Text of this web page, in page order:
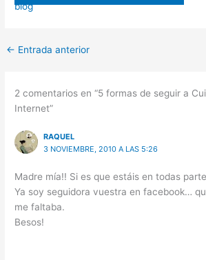
WhatsAppTelegramFacebook
X
LinkedInEmail
blog
← Entrada anterior
2 comentarios en “5 formas de seguir a
Internet”
RAQUEL
3 NOVIEMBRE, 2010 A LAS 5:26
Madre mía!! Si es que estáis en todas
Ya soy seguidora vuestra en facebook…
me faltaba.
Besos!